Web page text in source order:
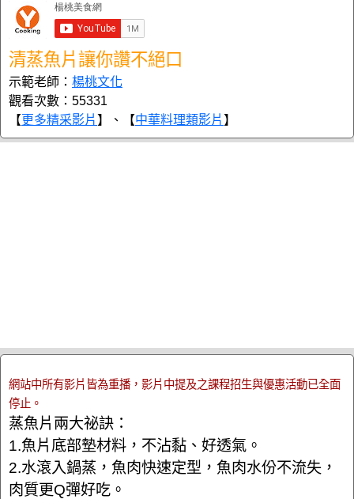
清蒸魚片讓你讚不絕口
示範老師： 楊桃文化
觀看次數：55331
【更多精采影片 】、【中華料理類影片 】
網站中所有影片皆為重播，影片中提及之課程招生與優惠活動已全面
停止。
蒸魚片兩大祕訣：
1.魚片底部墊材料，不沾黏、好透氣。
2.水滾入鍋蒸，魚肉快速定型，魚肉水份不流失，
肉質更Q彈好吃。